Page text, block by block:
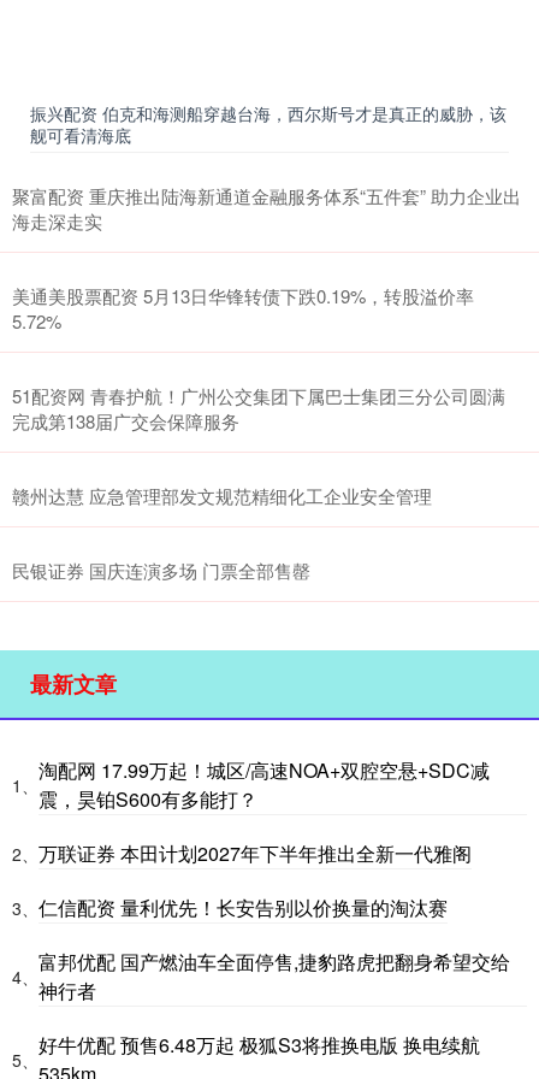
振兴配资 伯克和海测船穿越台海，西尔斯号才是真正的威胁，该
舰可看清海底
聚富配资 重庆推出陆海新通道金融服务体系“五件套” 助力企业出
海走深走实
美通美股票配资 5月13日华锋转债下跌0.19%，转股溢价率
5.72%
51配资网 青春护航！广州公交集团下属巴士集团三分公司圆满
完成第138届广交会保障服务
赣州达慧 应急管理部发文规范精细化工企业安全管理
民银证券 国庆连演多场 门票全部售罄
最新文章
1、
淘配网 17.99万起！城区/高速NOA+双腔空悬+SDC减
震，昊铂S600有多能打？
2、 万联证券 本田计划2027年下半年推出全新一代雅阁
3、 仁信配资 量利优先！长安告别以价换量的淘汰赛
4、
富邦优配 国产燃油车全面停售,捷豹路虎把翻身希望交给
神行者
5、
好牛优配 预售6.48万起 极狐S3将推换电版 换电续航
535km